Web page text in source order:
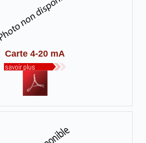
Carte 4-20 mA
En savoir plus